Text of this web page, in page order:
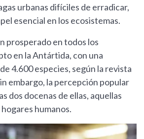
urbanas difíciles de erradicar,
esencial en los ecosistemas.
prosperado en todos los
en la Antártida, con una
4.600 especies, según la revista
embargo, la percepción popular
dos docenas de ellas, aquellas
humanos.